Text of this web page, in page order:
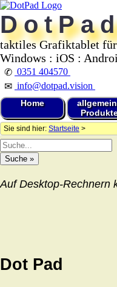
taktiles Grafiktablet
Windows : iOS :
✆ 0351 404570
✉ info@dotpad.vision
Home
Sie sind hier: Startseite >
Auf Desktop-Rechnern
Dot Pad